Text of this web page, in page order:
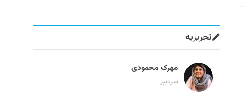
تحریریه
مهرک محمودی
سردبیر